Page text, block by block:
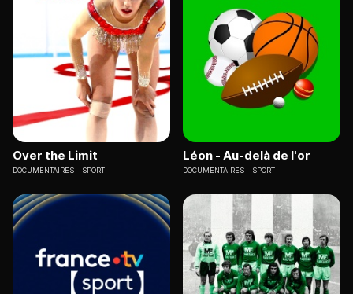
Over the Limit
DOCUMENTAIRES SPORT
Léon - Au-delà de l'or
DOCUMENTAIRES SPORT